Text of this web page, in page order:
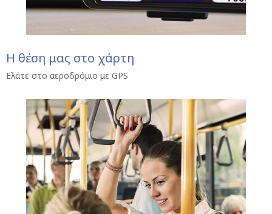
Η θέση μας στο χάρτη
Ελάτε στο αεροδρόμιο με GPS